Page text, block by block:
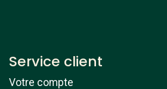
Service client
Votre compte